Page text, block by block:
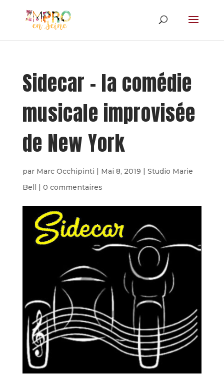
Sidecar – la comédie
musicale improvisée
de New York
par Marc Occhipinti | Mai 8, 2019 | Studio Marie
Bell | 0 commentaires